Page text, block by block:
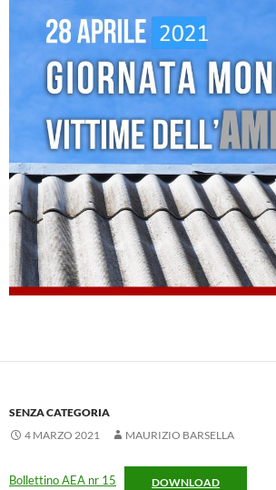
SENZA CATEGORIA
4 MARZO 2021
MAURIZIO BARSELLA
Bollettino AEA nr 15 DOWNLOAD